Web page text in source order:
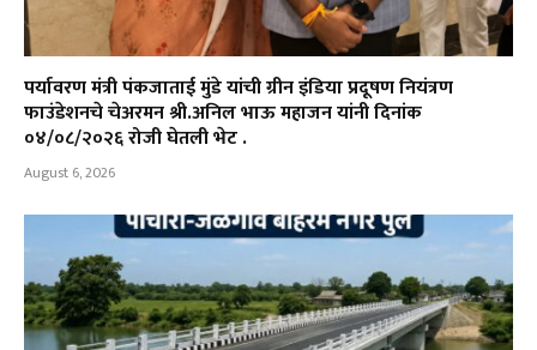
पर्यावरण मंत्री पंकजाताई मुंडे यांची ग्रीन इंडिया प्रदूषण नियंत्रण
फाउंडेशनचे चेअरमन श्री.अनिल भाऊ महाजन यांनी दिनांक
०४/०८/२०२६ रोजी घेतली भेट .
August 6, 2026